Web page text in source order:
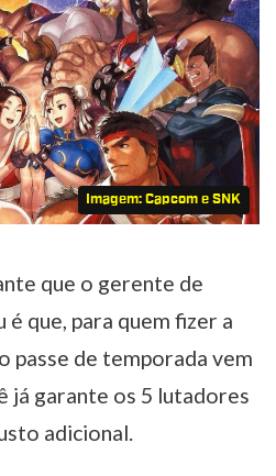
Imagem: Capcom e SNK
que o gerente de
que, para quem fizer a
passe de temporada vem
já garante os 5 lutadores
adicional.